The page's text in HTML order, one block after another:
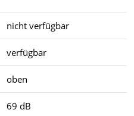
nicht verfügbar
verfügbar
oben
69 dB